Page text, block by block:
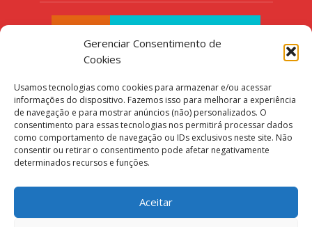
Gerenciar Consentimento de
Cookies
Usamos tecnologias como cookies para armazenar e/ou acessar
informações do dispositivo. Fazemos isso para melhorar a experiência
de navegação e para mostrar anúncios (não) personalizados. O
consentimento para essas tecnologias nos permitirá processar dados
como comportamento de navegação ou IDs exclusivos neste site. Não
consentir ou retirar o consentimento pode afetar negativamente
determinados recursos e funções.
Aceitar